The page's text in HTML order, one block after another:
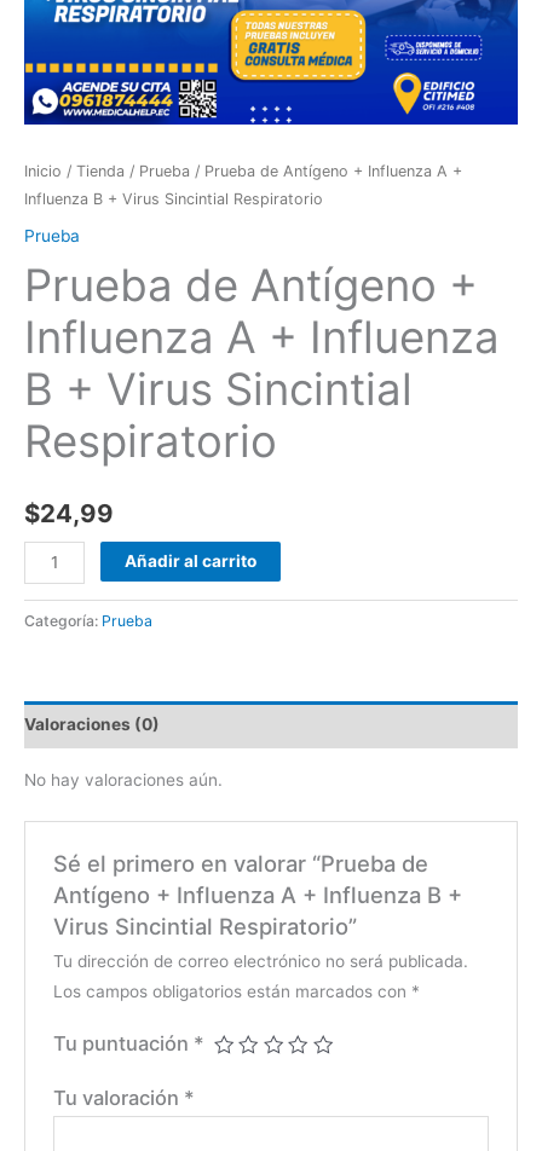
Inicio / Tienda / Prueba / Prueba de Antígeno + Influenza A +
Influenza B + Virus Sincintial Respiratorio
Prueba
Prueba de Antígeno +
Influenza A + Influenza
B + Virus Sincintial
Respiratorio
$24,99
Respiratorio
Añadir al carrito
Categoría: Prueba
Valoraciones (0)
No hay valoraciones aún.
Sé el primero en valorar “Prueba de
Antígeno + Influenza A + Influenza B +
Virus Sincintial Respiratorio”
Tu dirección de correo electrónico no será publicada.
Los campos obligatorios están marcados con *
Tu puntuación *
Tu valoración *